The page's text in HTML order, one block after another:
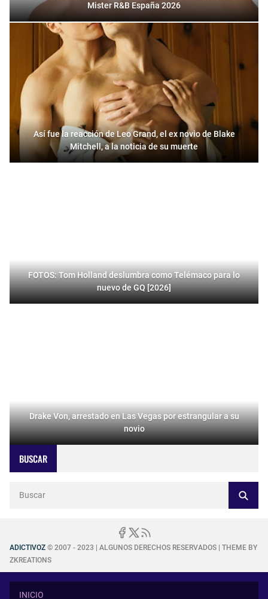
Mister R&B España 2026
Así fue la reacción de Leo Grand, el ex novio de Blake
Mitchell, a la noticia de su muerte
FOTOS: Tom Holland deslumbra como Telémaco para lo
nuevo de GQ [2026]
Drake Von, arrestado en Las Vegas por estrangular a su
novio
BUSCAR
ADICTIVOZ © 2007 - 2023 | ALGUNOS DERECHOS RESERVADOS | THEME BY
ZKREATIONS
INICIO